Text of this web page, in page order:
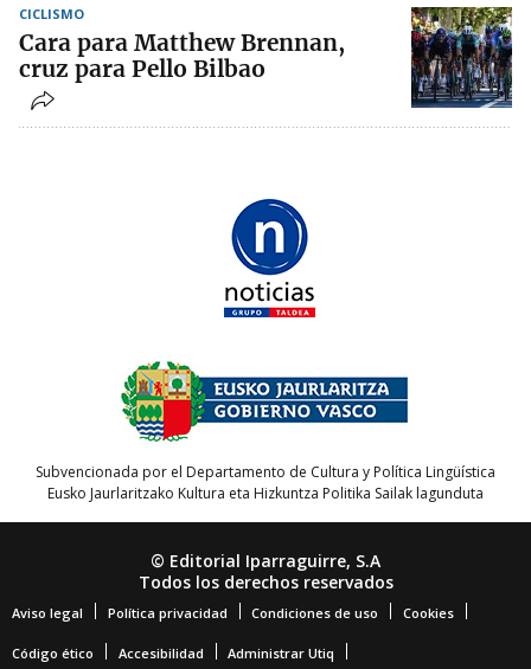
CICLISMO
Cara para Matthew Brennan,
cruz para Pello Bilbao
Subvencionada por el Departamento de Cultura y Política Lingüística
Eusko Jaurlaritzako Kultura eta Hizkuntza Politika Sailak lagunduta
© Editorial Iparraguirre, S.A
Todos los derechos reservados
Aviso legal Política privacidad Condiciones de uso Cookies
Código ético Accesibilidad Administrar Utiq